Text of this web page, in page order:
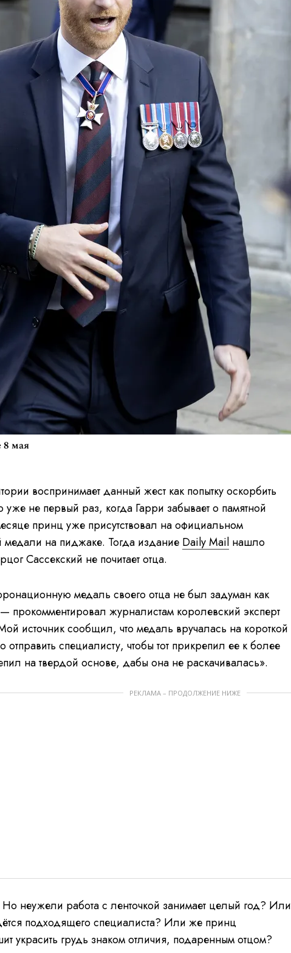
8 мая
воспринимает данный жест как попытку оскорбить
не первый раз, когда Гарри забывает о памятной
принц уже присутствовал на официальном
медали на пиджаке. Тогда издание Daily Mail нашло
Сассекский не почитает отца.
медаль своего отца не был задуман как
прокомментировал журналистам королевский эксперт
источник сообщил, что медаль вручалась на короткой
специалисту, чтобы тот прикрепил ее к более
на твердой основе, дабы она не раскачивалась».
РЕКЛАМА – ПРОДОЛЖЕНИЕ НИЖЕ
неужели работа с ленточкой занимает целый год? Или
подходящего специалиста? Или же принц
украсить грудь знаком отличия, подаренным отцом?